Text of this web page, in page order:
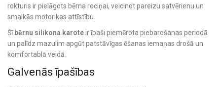
rokturis ir pielāgots bērna rociņai, veicinot pareizu satvērienu un
smalkās motorikas attīstību.
Šī bērnu silikona karoteir īpaši piemērota piebarošanas periodā
un palīdz mazulim apgūt patstāvīgas ēšanas iemaņas drošā un
komfortablā veidā.
Galvenās īpašības